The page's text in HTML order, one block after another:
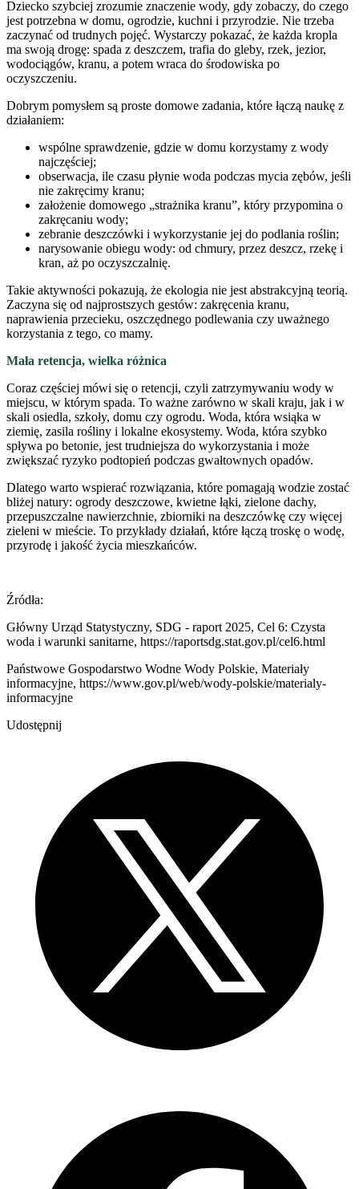
Dziecko szybciej zrozumie znaczenie wody, gdy zobaczy, do czego
jest potrzebna w domu, ogrodzie, kuchni i przyrodzie. Nie trzeba
zaczynać od trudnych pojęć. Wystarczy pokazać, że każda kropla
ma swoją drogę: spada z deszczem, trafia do gleby, rzek, jezior,
wodociągów, kranu, a potem wraca do środowiska po
oczyszczeniu.
Dobrym pomysłem są proste domowe zadania, które łączą naukę z
działaniem:
wspólne sprawdzenie, gdzie w domu korzystamy z wody
najczęściej;
obserwacja, ile czasu płynie woda podczas mycia zębów, jeśli
nie zakręcimy kranu;
założenie domowego „strażnika kranu”, który przypomina o
zakręcaniu wody;
zebranie deszczówki i wykorzystanie jej do podlania roślin;
narysowanie obiegu wody: od chmury, przez deszcz, rzekę i
kran, aż po oczyszczalnię.
Takie aktywności pokazują, że ekologia nie jest abstrakcyjną teorią.
Zaczyna się od najprostszych gestów: zakręcenia kranu,
naprawienia przecieku, oszczędnego podlewania czy uważnego
korzystania z tego, co mamy.
Mała retencja, wielka różnica
Coraz częściej mówi się o retencji, czyli zatrzymywaniu wody w
miejscu, w którym spada. To ważne zarówno w skali kraju, jak i w
skali osiedla, szkoły, domu czy ogrodu. Woda, która wsiąka w
ziemię, zasila rośliny i lokalne ekosystemy. Woda, która szybko
spływa po betonie, jest trudniejsza do wykorzystania i może
zwiększać ryzyko podtopień podczas gwałtownych opadów.
Dlatego warto wspierać rozwiązania, które pomagają wodzie zostać
bliżej natury: ogrody deszczowe, kwietne łąki, zielone dachy,
przepuszczalne nawierzchnie, zbiorniki na deszczówkę czy więcej
zieleni w mieście. To przykłady działań, które łączą troskę o wodę,
przyrodę i jakość życia mieszkańców.
Źródła:
Główny Urząd Statystyczny, SDG - raport 2025, Cel 6: Czysta
woda i warunki sanitarne, https://raportsdg.stat.gov.pl/cel6.html
Państwowe Gospodarstwo Wodne Wody Polskie, Materiały
informacyjne, https://www.gov.pl/web/wody-polskie/materialy-
informacyjne
Udostępnij